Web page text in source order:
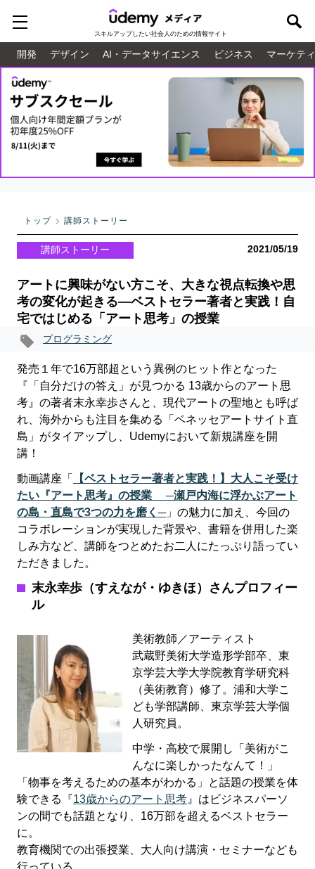
スキルアップしたい社会人のための情報サイト
開発 デザイン AI・データサイエンス ビジネス マーケテ
トップ 講師ストーリー
講師ストーリー 2021/05/19
アートに興味がない方こそ、大きな視点転換や思
考の変化が起きる―ベストセラー著者と実践！自
宅ではじめる「アート思考」の授業
プログラミング
発売１年で16万部超という異例のヒット作となった
『「自分だけの答え」が見つかる 13歳からのアート思
考』の著者末永幸歩さんと、現代アートの聖地とも呼ば
れ、海外からも注目を集める「ベネッセアートサイト直
島」がタイアップし、Udemyにおいて新規講座を開
講！
動画講座「 【ベストセラー著者と実践！】大人こそ受け
たい『アート思考』の授業 ─瀬戸内海に浮かぶアート
の島・直島で3つの力を磨く─」の魅力に加え、今回の
コラボレーションが実現した背景や、書籍を併用した楽
しみ方など、講師をつとめたお二人にたっぷり語ってい
ただきました。
末永幸歩（すえなが・ゆきほ）さんプロフィー
ル
美術教師／アーティスト
武蔵野美術大学造形学部卒、東
京学芸大学大学院教育学研究科
（美術教育）修了。浦和大学こ
ども学部講師、東京学芸大学個
人研究員。
中学・高校で展開し「美術がこ
んなに楽しかったなんて！」
「物事を考えるための基本がわかる」と話題の授業を体
験できる『13歳からのアート思考』はビジネスパーソ
ンの間でも話題となり、16万部を超えるベストセラー
に。
教育機関での出張授業、大人向け講演・セミナーなども
行っている。